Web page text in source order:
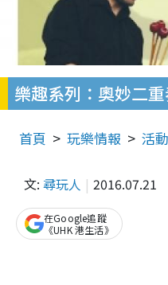
樂趣系列：奧妙二
首頁 玩樂情報 活
文: 尋玩人 2016.07.21
在Google追蹤
《UHK 港生活》